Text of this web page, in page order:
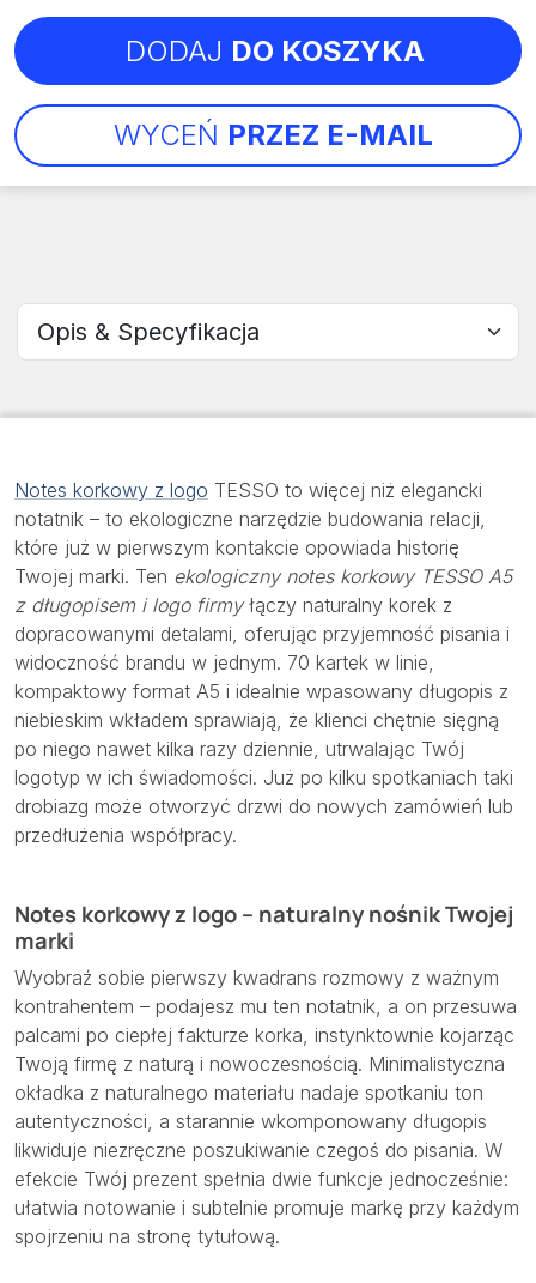
Notes korkowy z logo TESSO to więcej niż elegancki
notatnik – to ekologiczne narzędzie budowania relacji,
które już w pierwszym kontakcie opowiada historię
Twojej marki. Ten ekologiczny notes korkowy TESSO A5
z długopisem i logo firmyłączy naturalny korek z
dopracowanymi detalami, oferując przyjemność pisania i
widoczność brandu w jednym. 70 kartek w linie,
kompaktowy format A5 i idealnie wpasowany długopis z
niebieskim wkładem sprawiają, że klienci chętnie sięgną
po niego nawet kilka razy dziennie, utrwalając Twój
logotyp w ich świadomości. Już po kilku spotkaniach taki
drobiazg może otworzyć drzwi do nowych zamówień lub
przedłużenia współpracy.
Notes korkowy z logo – naturalny nośnik Twojej
marki
Wyobraź sobie pierwszy kwadrans rozmowy z ważnym
kontrahentem – podajesz mu ten notatnik, a on przesuwa
palcami po ciepłej fakturze korka, instynktownie kojarząc
Twoją firmę z naturą i nowoczesnością. Minimalistyczna
okładka z naturalnego materiału nadaje spotkaniu ton
autentyczności, a starannie wkomponowany długopis
likwiduje niezręczne poszukiwanie czegoś do pisania. W
efekcie Twój prezent spełnia dwie funkcje jednocześnie:
ułatwia notowanie i subtelnie promuje markę przy każdym
spojrzeniu na stronę tytułową.
Wybierz sekcję
WYCEŃ PRZEZ E-MAIL
DODAJ DO KOSZYKA